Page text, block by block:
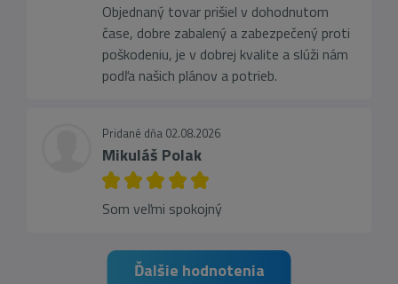
Objednaný tovar prišiel v dohodnutom
čase, dobre zabalený a zabezpečený proti
poškodeniu, je v dobrej kvalite a slúži nám
podľa našich plánov a potrieb.
Pridané dňa 02.08.2026
Mikuláš Polak
Som veľmi spokojný
Ďalšie hodnotenia